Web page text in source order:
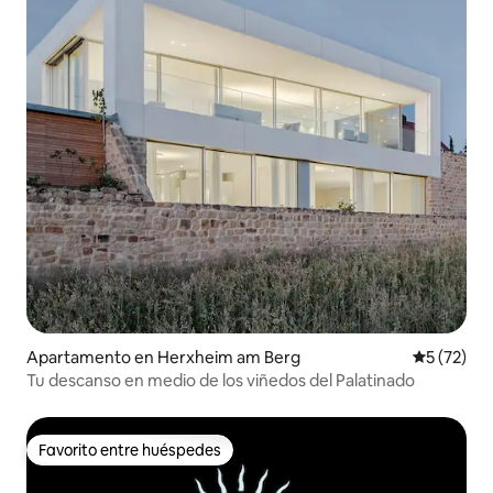
Apartamento en Herxheim am Berg
5 (72)
Tu descanso en medio de los viñedos del Palatinado
Favorito entre huéspedes
Favorito entre huéspedes